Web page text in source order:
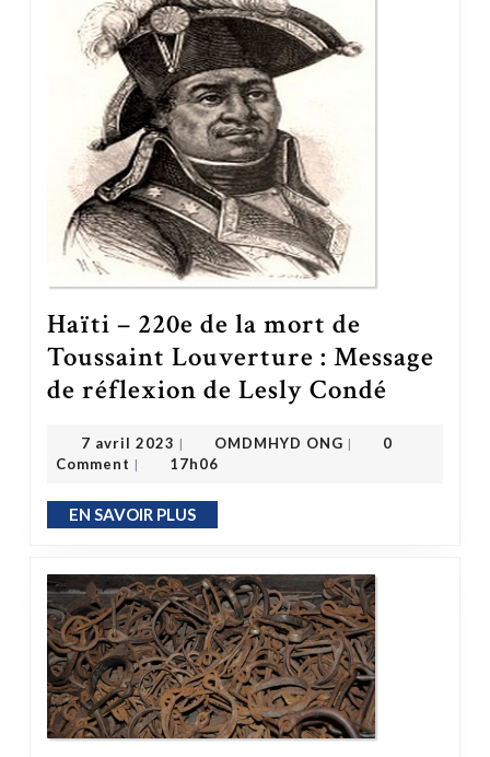
Haïti – 220e de la mort de
Toussaint Louverture : Message
de réflexion de Lesly Condé
7 avril 2023 7 avril 2023
| OMDMHYD ONG |
0
Comment | 17h06
EN SAVOIR PLUSEN SAVOIR PLUS